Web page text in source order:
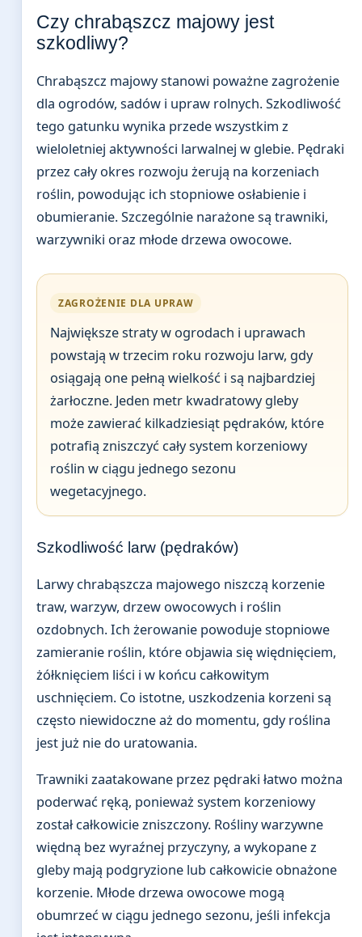
Czy chrabąszcz majowy jest
szkodliwy?
Chrabąszcz majowy stanowi poważne zagrożenie
dla ogrodów, sadów i upraw rolnych. Szkodliwość
tego gatunku wynika przede wszystkim z
wieloletniej aktywności larwalnej w glebie. Pędraki
przez cały okres rozwoju żerują na korzeniach
roślin, powodując ich stopniowe osłabienie i
obumieranie. Szczególnie narażone są trawniki,
warzywniki oraz młode drzewa owocowe.
ZAGROŻENIE DLA UPRAW
Największe straty w ogrodach i uprawach
powstają w trzecim roku rozwoju larw, gdy
osiągają one pełną wielkość i są najbardziej
żarłoczne. Jeden metr kwadratowy gleby
może zawierać kilkadziesiąt pędraków, które
potrafią zniszczyć cały system korzeniowy
roślin w ciągu jednego sezonu
wegetacyjnego.
Szkodliwość larw (pędraków)
Larwy chrabąszcza majowego niszczą korzenie
traw, warzyw, drzew owocowych i roślin
ozdobnych. Ich żerowanie powoduje stopniowe
zamieranie roślin, które objawia się więdnięciem,
żółknięciem liści i w końcu całkowitym
uschnięciem. Co istotne, uszkodzenia korzeni są
często niewidoczne aż do momentu, gdy roślina
jest już nie do uratowania.
Trawniki zaatakowane przez pędraki łatwo można
poderwać ręką, ponieważ system korzeniowy
został całkowicie zniszczony. Rośliny warzywne
więdną bez wyraźnej przyczyny, a wykopane z
gleby mają podgryzione lub całkowicie obnażone
korzenie. Młode drzewa owocowe mogą
obumrzeć w ciągu jednego sezonu, jeśli infekcja